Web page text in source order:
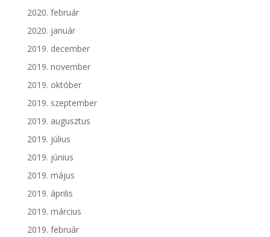
2020. február
2020. január
2019. december
2019. november
2019. október
2019. szeptember
2019. augusztus
2019. július
2019. június
2019. május
2019. április
2019. március
2019. február